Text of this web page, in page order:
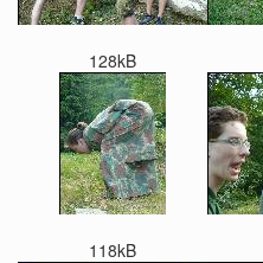
128kB
118kB